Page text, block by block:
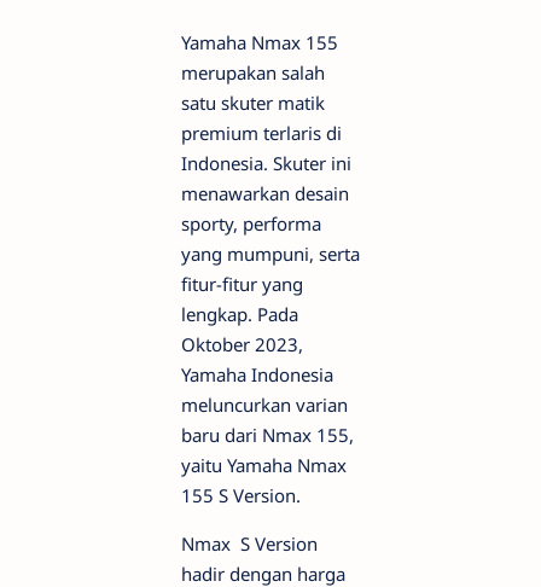
Yamaha Nmax 155
merupakan salah
satu skuter matik
premium terlaris di
Indonesia. Skuter ini
menawarkan desain
sporty, performa
yang mumpuni, serta
fitur-fitur yang
lengkap. Pada
Oktober 2023,
Yamaha Indonesia
meluncurkan varian
baru dari Nmax 155,
yaitu Yamaha Nmax
155 S Version.
Nmax S Version
hadir dengan harga